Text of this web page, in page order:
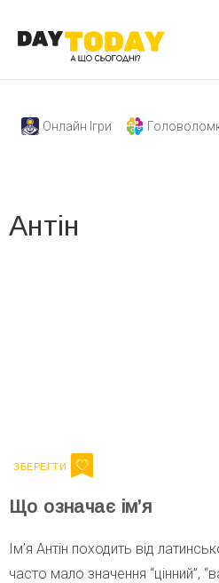
Онлайн Ігри
Антін
Що означає ім’я
Ім’я Антін походить від
часто мало значення “цінний”,